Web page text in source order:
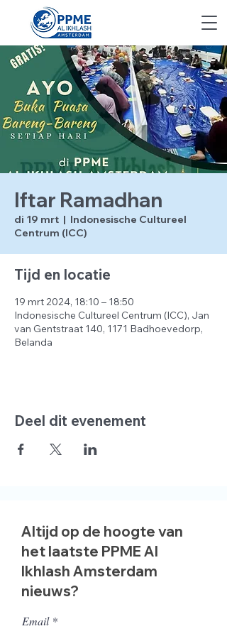
Iftar Ramadhan
di 19 mrt
  |
Indonesische Cultureel
Centrum (ICC)
Tijd en locatie
19 mrt 2024, 18:10 – 18:50
Indonesische Cultureel Centrum (ICC), Jan
van Gentstraat 140, 1171 Badhoevedorp,
Belanda
Deel dit evenement
Altijd op de hoogte van
het laatste PPME Al
Ikhlash Amsterdam
nieuws?
Email